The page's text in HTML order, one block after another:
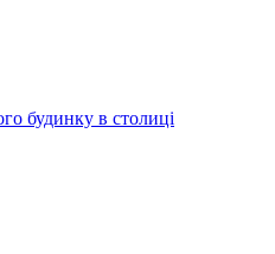
будинку в столиці